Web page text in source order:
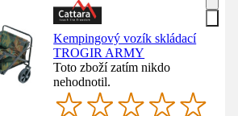
Kempingový vozík skládací
TROGIR ARMY
Toto zboží zatím nikdo
nehodnotil.